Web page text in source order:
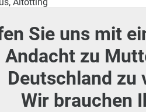
Sie uns mit
Andacht zu
Deutschland zu
Wir brauchen